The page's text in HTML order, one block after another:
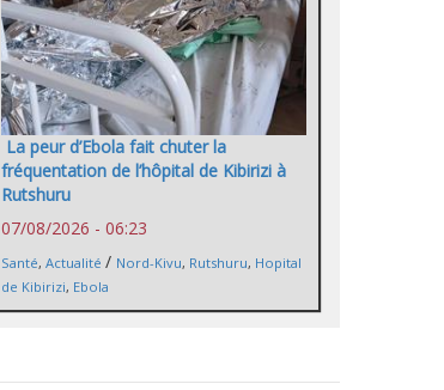
La peur d’Ebola fait chuter la
fréquentation de l’hôpital de Kibirizi à
Rutshuru
07/08/2026 - 06:23
Santé, Actualité / Nord-Kivu, Rutshuru, Hopital
de Kibirizi, Ebola